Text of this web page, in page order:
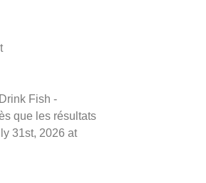
Fish -
que les résultats
31st, 2026 at